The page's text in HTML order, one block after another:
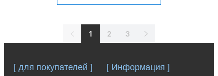
1 2 3
[ для покупателей ] [ Информация ]